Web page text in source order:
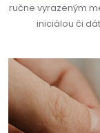
ručne vyrazeným
iniciálou či